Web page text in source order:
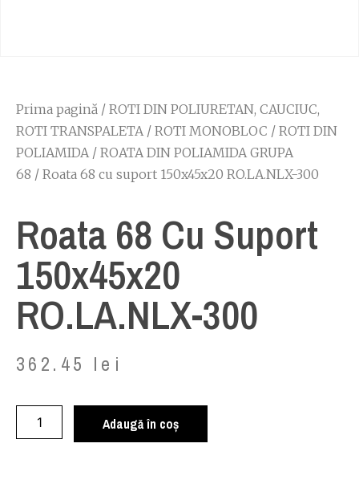
Prima pagină / ROTI DIN POLIURETAN, CAUCIUC,
ROTI TRANSPALETA/ ROTI MONOBLOC / ROTI DIN
POLIAMIDA/ ROATA DIN POLIAMIDA GRUPA
68 / Roata 68 cu suport 150x45x20 RO.LA.NLX-300
Roata 68 Cu Suport
150x45x20
RO.LA.NLX-300
362.45 lei
Adaugă în coș